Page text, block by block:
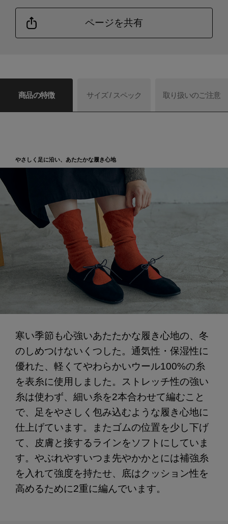
ページを共有
商品の特徴 サイズ / スペック 取り扱いのご注意
やさしく足に沿い、あたたかな履き心地
寒い季節も心強いあたたかな履き心地の、冬
のしめつけないくつした。通気性・保湿性に
優れた、軽くてやわらかいウール100%の糸
を表糸に使用しました。ストレッチ性の強い
糸は使わず、細い糸を2本合わせて編むこと
で、足をやさしく包み込むような履き心地に
仕上げています。またゴムの位置を少し下げ
て、皮膚と接するラインをソフトにしていま
す。やぶれやすいつま先やかかとには補強糸
を入れて強度を持たせ、底はクッション性を
高めるために2重に編んでいます。